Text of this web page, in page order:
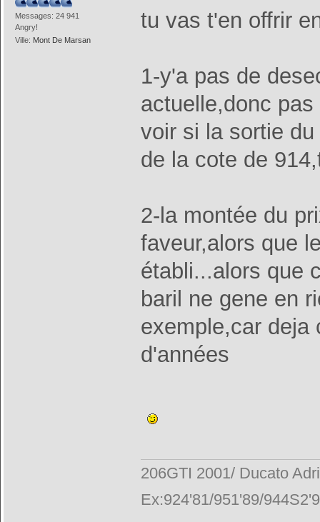
Messages: 24 941
Angry!
Ville: Mont De Marsan
tu vas t'en offrir
1-y'a pas de
actuelle,donc
voir si la sortie
de la cote de
2-la montée du
faveur,alors que
établi...alors que
baril ne gene en
exemple,car deja
d'années
206GTI 2001/ Ducato
Ex:924'81/951'89/